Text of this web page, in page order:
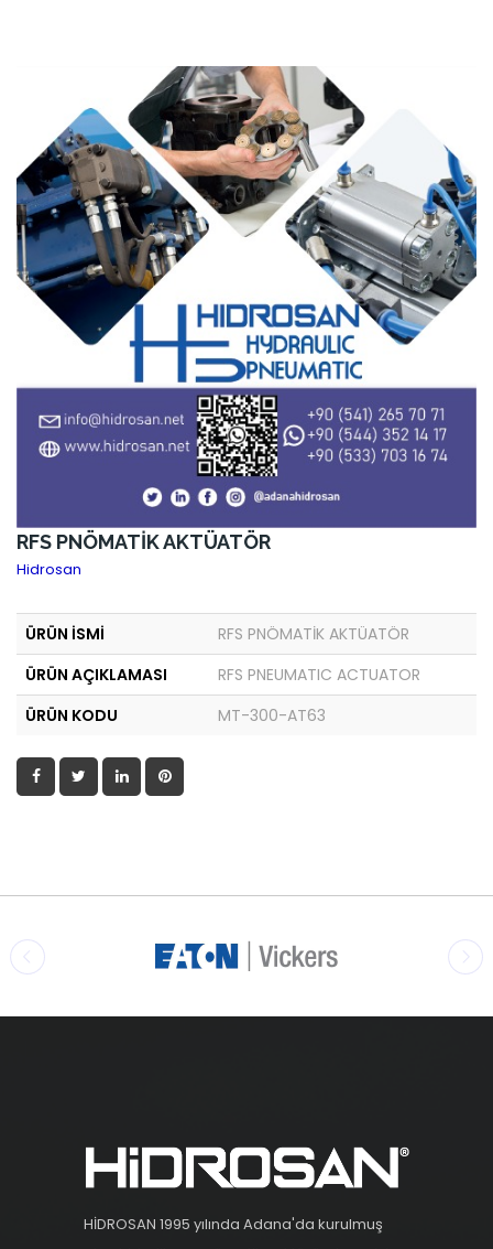
RFS PNÖMATİK AKTÜATÖR
Hidrosan
ÜRÜN İSMİ
RFS PNÖMATİK AKTÜATÖR
ÜRÜN AÇIKLAMASI
RFS PNEUMATIC ACTUATOR
ÜRÜN KODU
MT-300-AT63
HİDROSAN 1995 yılında Adana'da kurulmuş